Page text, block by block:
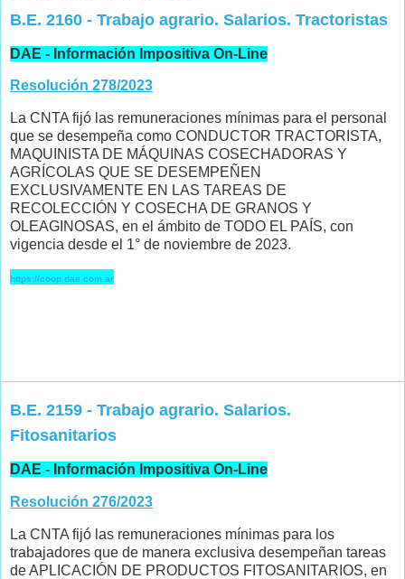
B.E. 2160 - Trabajo agrario. Salarios. Tractoristas
DAE - Información Impositiva On-Line
Resolución 278/2023
La CNTA fijó las remuneraciones mínimas para el personal
que se desempeña como CONDUCTOR TRACTORISTA,
MAQUINISTA DE MÁQUINAS COSECHADORAS Y
AGRÍCOLAS QUE SE DESEMPEÑEN
EXCLUSIVAMENTE EN LAS TAREAS DE
RECOLECCIÓN Y COSECHA DE GRANOS Y
OLEAGINOSAS, en el ámbito de TODO EL PAÍS, con
vigencia desde el 1° de noviembre de 2023.
https://coop.dae.com.ar
B.E. 2159 - Trabajo agrario. Salarios.
Fitosanitarios
DAE - Información Impositiva On-Line
Resolución 276/2023
La CNTA fijó las remuneraciones mínimas para los
trabajadores que de manera exclusiva desempeñan tareas
de APLICACIÓN DE PRODUCTOS FITOSANITARIOS, en